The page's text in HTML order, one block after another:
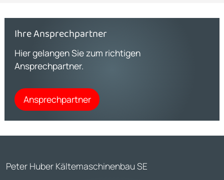
Ihre Ansprechpartner
Hier gelangen Sie zum richtigen
Ansprechpartner.
Ansprechpartner
Peter Huber Kältemaschinenbau SE